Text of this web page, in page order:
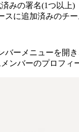
済みの署名(1つ以上)
スに追加済みのチ
バーメニューを開
ンバーのプロフィ